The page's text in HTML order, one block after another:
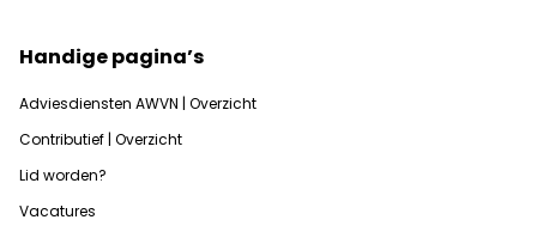
Handige pagina’s
Adviesdiensten AWVN | Overzicht
Contributief | Overzicht
Lid worden?
Vacatures